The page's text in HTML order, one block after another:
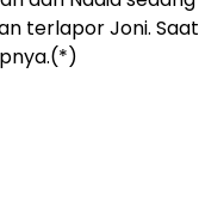
terlapor Joni. Saat